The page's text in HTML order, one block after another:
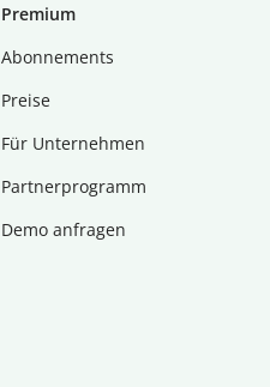
Premium
Abon­ne­ments
Preise
Für Unternehmen
Partnerprogramm
Demo anfragen